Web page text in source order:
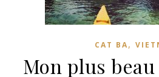
CAT BA,
Mon plus